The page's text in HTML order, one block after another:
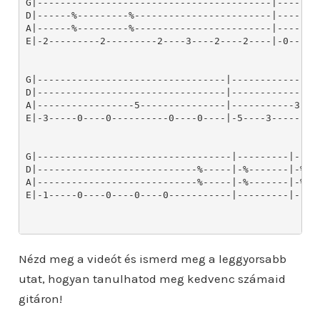
Nézd meg a videót és ismerd meg a leggyorsabb
utat, hogyan tanulhatod meg kedvenc számaid
gitáron!